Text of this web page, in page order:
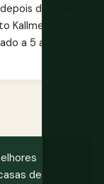
de uma
Kallmet
a 5 a 8
de